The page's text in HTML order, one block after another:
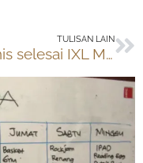
TULISAN LAIN
Yudhis selesai IXL Math Kelas 8